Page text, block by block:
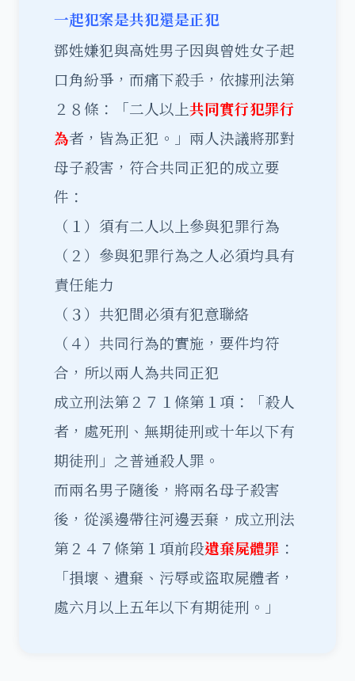
一起犯案是共犯還是正犯
鄧姓嫌犯與高姓男子因與曾姓女子起
口角紛爭，而痛下殺手，依據刑法第
２８條：「二人以上共同實行犯罪行
為者，皆為正犯。」兩人決議將那對
母子殺害，符合共同正犯的成立要
件：
（１）須有二人以上參與犯罪行為
（２）參與犯罪行為之人必須均具有
責任能力
（３）共犯間必須有犯意聯絡
（４）共同行為的實施，要件均符
合，所以兩人為共同正犯
成立刑法第２７１條第１項：「殺人
者，處死刑、無期徒刑或十年以下有
期徒刑」之普通殺人罪。
而兩名男子隨後，將兩名母子殺害
後，從溪邊帶往河邊丟棄，成立刑法
第２４７條第１項前段遺棄屍體罪 ：
「損壞、遺棄、污辱或盜取屍體者，
處六月以上五年以下有期徒刑。」